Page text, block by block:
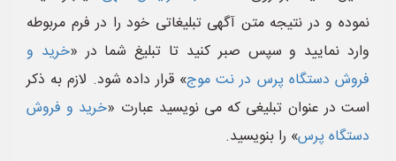
نموده و در نتیجه متن آگهی تبلیغاتی خود را در فرم مربوطه
وارد نمایید و سپس صبر کنید تا تبلیغ شما در «خرید و
فروش دستگاه پرس در نت موج» قرار داده شود. لازم به ذکر
است در عنوان تبلیغی که می نویسید عبارت «خرید و فروش
دستگاه پرس» را بنویسید.